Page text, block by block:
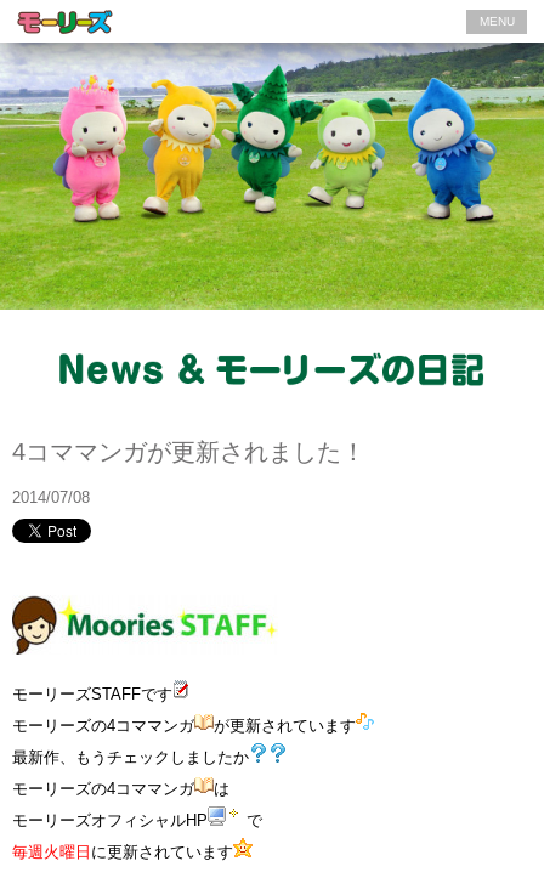
MENU
4コママンガが更新されました！
2014/07/08
モーリーズSTAFFです
モーリーズの4コママンガ
が更新されています
最新作、もうチェックしましたか
モーリーズの4コママンガ
は
モーリーズオフィシャルHP
で
毎週火曜日 に更新されています